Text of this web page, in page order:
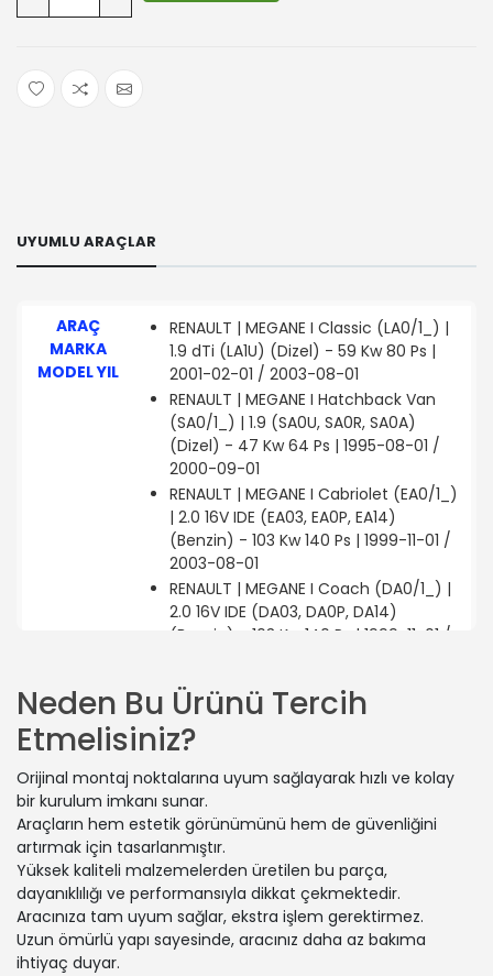
UYUMLU ARAÇLAR
ARAÇ
MARKA
MODEL YIL
RENAULT | MEGANE I Classic (LA0/1_) |
1.9 dTi (LA1U) (Dizel) - 59 Kw 80 Ps |
2001-02-01 / 2003-08-01
RENAULT | MEGANE I Hatchback Van
(SA0/1_) | 1.9 (SA0U, SA0R, SA0A)
(Dizel) - 47 Kw 64 Ps | 1995-08-01 /
2000-09-01
RENAULT | MEGANE I Cabriolet (EA0/1_)
| 2.0 16V IDE (EA03, EA0P, EA14)
(Benzin) - 103 Kw 140 Ps | 1999-11-01 /
2003-08-01
RENAULT | MEGANE I Coach (DA0/1_) |
2.0 16V IDE (DA03, DA0P, DA14)
(Benzin) - 103 Kw 140 Ps | 1999-11-01 /
RENAULT | MEGANE I Grandtour
(KA0/1_) | 1.9 dCi (Dizel) - 77 Kw 105
Ps | 1999-03-01 / 2000-09-01
RENAULT | MEGANE I (BA0/1_) | 1.6 i
(BA0L) (Benzin) - 55 Kw 75 Ps | 1996-
01-01 / 1999-03-01
RENAULT | MEGANE I Coach (DA0/1_) |
1.6 16V (DA0B, DA04, DA11) (Benzin) -
79 Kw 107 Ps | 1999-03-01 / 2003-07-
01
RENAULT | MEGANE I (BA0/1_) | 1.9 dT
(B/SA0K, B/SA0Y) (Dizel) - 66 Kw 90
Neden Bu Ürünü Tercih
Etmelisiniz?
Orijinal montaj noktalarına uyum sağlayarak hızlı ve kolay
bir kurulum imkanı sunar.
Araçların hem estetik görünümünü hem de güvenliğini
artırmak için tasarlanmıştır.
Yüksek kaliteli malzemelerden üretilen bu parça,
dayanıklılığı ve performansıyla dikkat çekmektedir.
Aracınıza tam uyum sağlar, ekstra işlem gerektirmez.
Uzun ömürlü yapı sayesinde, aracınız daha az bakıma
ihtiyaç duyar.